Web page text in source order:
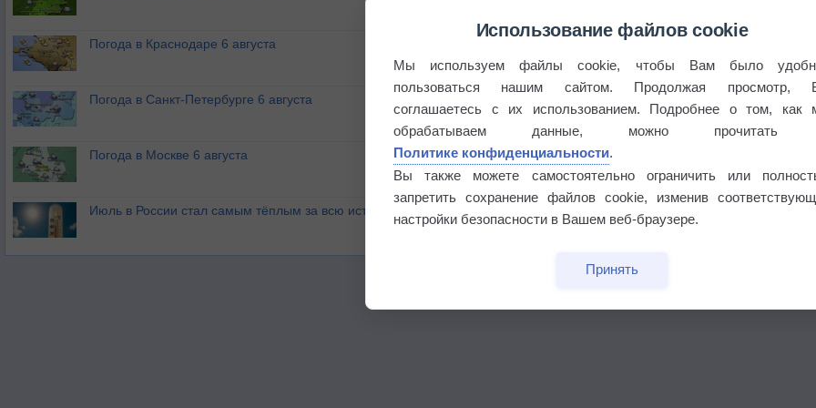
Погода в Краснодаре 6 августа
Погода в Санкт-Петербурге 6 августа
Погода в Москве 6 августа
Июль в России стал самым тёплым за всю историю
Использование файлов cookie
Мы используем файлы cookie, чтобы Вам было
пользоваться нашим сайтом. Продолжая просмотр,
соглашаетесь с их использованием. Подробнее о том, как
обрабатываем данные, можно прочитать
Политике конфиденциальности.
Вы также можете самостоятельно ограничить или
запретить сохранение файлов cookie, изменив
настройки безопасности в Вашем веб-браузере.
Принять